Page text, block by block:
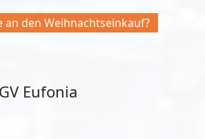
den Weihnachtseinkauf?
Eufonia